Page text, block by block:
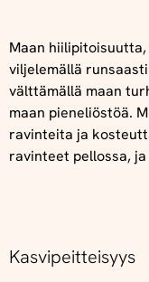
Maan
viljelemällä
välttämällä maan
maan pieneliöstöä.
ravinteita ja
ravinteet pellossa,
Kasvipeitteisyys